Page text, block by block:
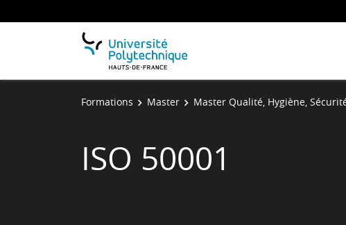
Formations Master Master Qualité, Hygiène,
ISO 50001